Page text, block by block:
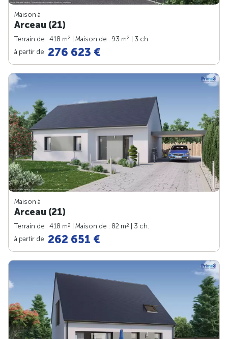
Maison à
Arceau (21)
Terrain de : 418 m2 | Maison de : 93 m2
| 3 ch.
à partir de 276 623 €
Maison à
Arceau (21)
Terrain de : 418 m2 | Maison de : 82 m2
| 3 ch.
à partir de 262 651 €